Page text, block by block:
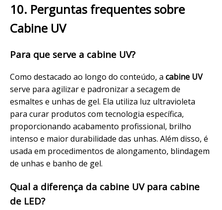
10. Perguntas frequentes sobre
Cabine UV
Para que serve a cabine UV?
Como destacado ao longo do conteúdo, a cabine UV
serve para agilizar e padronizar a secagem de
esmaltes e unhas de gel. Ela utiliza luz ultravioleta
para curar produtos com tecnologia específica,
proporcionando acabamento profissional, brilho
intenso e maior durabilidade das unhas. Além disso, é
usada em procedimentos de alongamento, blindagem
de unhas e banho de gel.
Qual a diferença da cabine UV para cabine
de LED?